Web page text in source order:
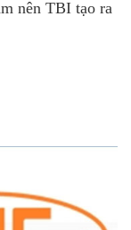
nên TBI tạo ra